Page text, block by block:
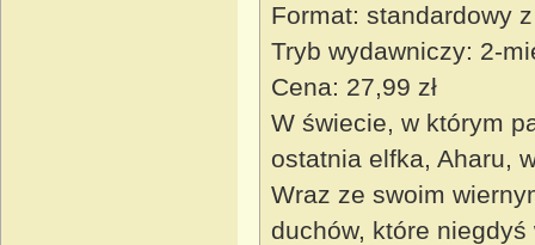
Format: standardowy
Tryb wydawniczy: 2-
Cena: 27,99 zł
W świecie, w którym
ostatnia elfka, Aharu,
Wraz ze swoim
duchów, które